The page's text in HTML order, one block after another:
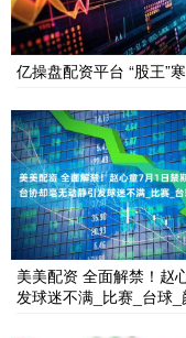
亿操盘配资平台 “股王”
美美配资 全面解禁！赵
发球迷不满_比赛_台球